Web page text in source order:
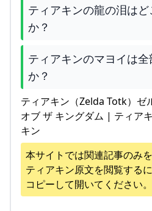
ティアキンの龍の泪は
か？
ティアキンのマヨイは
か？
ティアキン（Zelda Totk）ゼ
オブ ザ キングダム | ティア
キン
本サイトでは関連記事のみ
ティアキン原文を閲覧する
コピーして開いてください。